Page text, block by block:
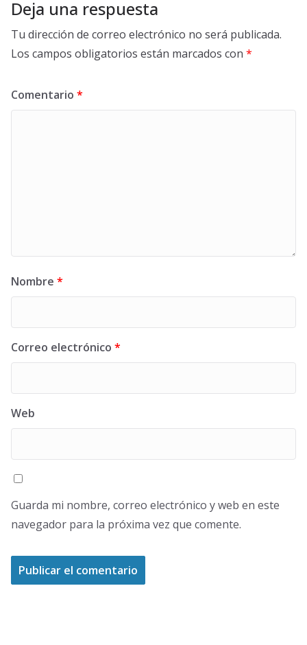
Deja una respuesta
Tu dirección de correo electrónico no será publicada.
Los campos obligatorios están marcados con *
Comentario *
Nombre *
Correo electrónico *
Web
Guarda mi nombre, correo electrónico y web en este
navegador para la próxima vez que comente.